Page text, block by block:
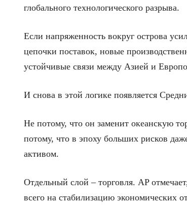
глобального технологического разрыва.
Если напряженность вокруг острова
цепочки поставок, новые
устойчивые связи между Азией и
И снова в этой логике появляется
Не потому, что он заменит океанскую
потому, что в эпоху больших рисков
активом.
Отдельный слой – торговля. AP
всего на стабилизацию